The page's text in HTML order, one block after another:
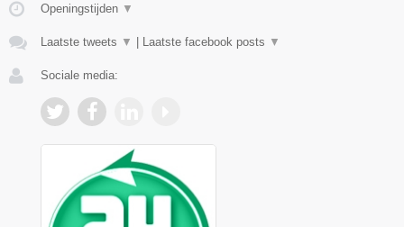
Openingstijden ▼
Laatste tweets ▼ Laatste facebook posts ▼
Sociale media: